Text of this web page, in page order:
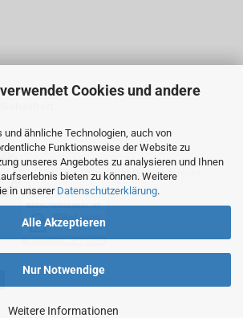
Cookies und andere
und ähnliche Technologien, auch von
Funktionsweise der Website zu
unseres Angebotes zu analysieren und Ihnen
bieten zu können. Weitere
in unserer Datenschutzerklärung.
Alle Akzeptieren
Nur Notwendige
Weitere Informationen